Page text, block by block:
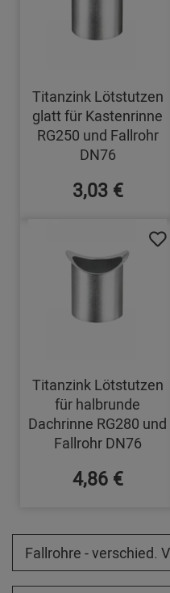
Titanzink Lötstutzen
glatt für Kastenrinne
RG250 und Fallrohr
DN76
3,03 €
Titanzink Lötstutzen
für halbrunde
Dachrinne RG280 und
Fallrohr DN76
4,86 €
Fallrohre - verschied.